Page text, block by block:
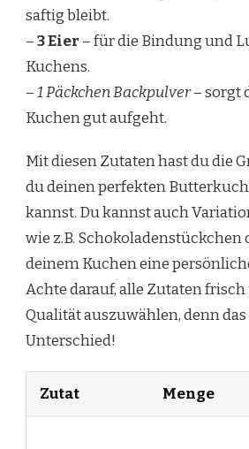
saftig bleibt.
–3 Eier – für die Bindung und
Kuchens.
–1 Päckchen Backpulver– sorgt
Kuchen gut aufgeht.
Mit diesen Zutaten hast du die
du deinen perfekten
kannst. Du kannst auch
wie z.B. Schokoladenstückchen
deinem Kuchen eine
Achte darauf, alle Zutaten
Qualität auszuwählen, denn
Unterschied!
Zutat Menge